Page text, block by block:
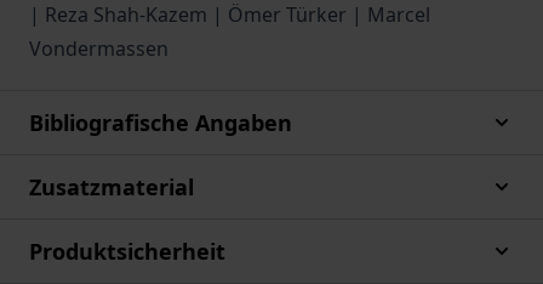
| Reza Shah-Kazem | Ömer Türker | Marcel
Vondermassen
Bibliografische Angaben
Zusatzmaterial
Produktsicherheit